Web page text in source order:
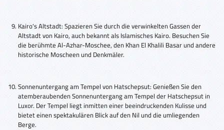
Kairo's Altstadt: Spazieren Sie durch die verwinkelten Gassen der
Altstadt von Kairo, auch bekannt als Islamisches Kairo. Besuchen Sie
die berühmte Al-Azhar-Moschee, den Khan El Khalili Basar und andere
historische Moscheen und Denkmäler.
Sonnenuntergang am Tempel von Hatschepsut: Genießen Sie den
atemberaubenden Sonnenuntergang am Tempel der Hatschepsut in
Luxor. Der Tempel liegt inmitten einer beeindruckenden Kulisse und
bietet einen spektakulären Blick auf den Nil und die umliegenden
Berge.